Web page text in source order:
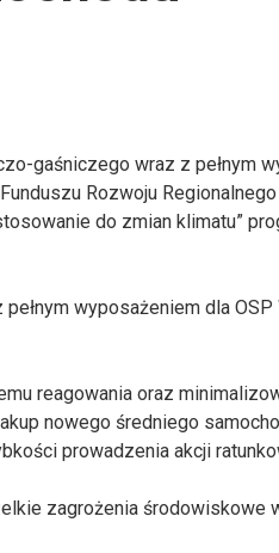
gaśniczego wraz z pełnym
Rozwoju
do zmian klimatu”
wyposażeniem dla OSP
reagowania oraz
nowego średniego
prowadzenia akcji
zagrożenia środowiskowe